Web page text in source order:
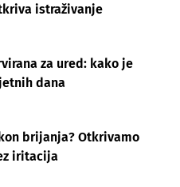
istraživanje
za ured: kako je
dana
brijanja? Otkrivamo
iritacija